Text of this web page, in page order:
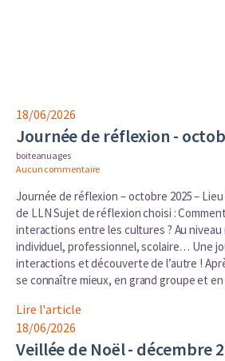
18/06/2026
Journée de réflexion -
boiteanuages
Aucun commentaire
Journée de réflexion – octobre 2025 –
de LLN Sujet de réflexion choisi :
interactions entre les cultures ? Au
individuel, professionnel, scolaire… Une
interactions et découverte de l’autre !
se connaître mieux, en grand groupe et
Lire l'article
18/06/2026
Veillée de Noël - décembre